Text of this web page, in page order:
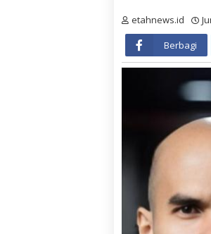
etahnews.id
Berbagi